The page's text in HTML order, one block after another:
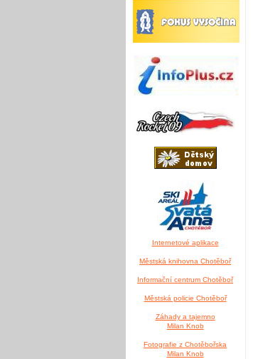
Internetové aplikace
Městská knihovna Chotěboř
Informační centrum Chotěboř
Městská policie Chotěboř
Záhady a tajemno
Milan Knob
Fotografie z Chotěbořska
Milan Knob